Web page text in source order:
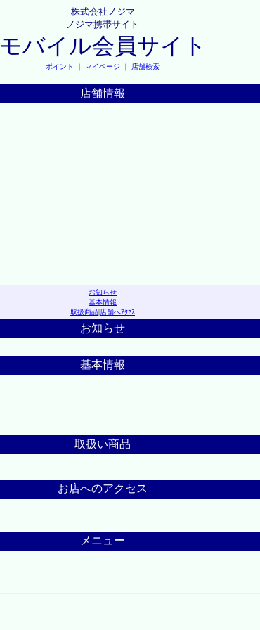
株式会社ノジマ
ノジマ携帯サイト
モバイル会員サイト
ポイント ｜ マイページ ｜ 店舗検索
店舗情報
お知らせ
基本情報
取扱商品|店舗へｱｸｾｽ
お知らせ
基本情報
取扱い商品
お店へのアクセス
メニュー